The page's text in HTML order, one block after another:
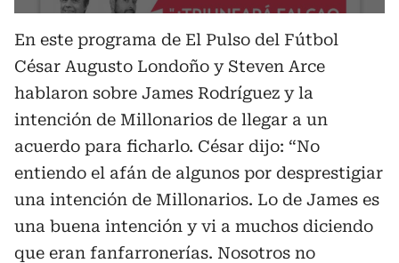
En este programa de El Pulso del Fútbol
César Augusto Londoño y Steven Arce
hablaron sobre James Rodríguez y la
intención de Millonarios de llegar a un
acuerdo para ficharlo. César dijo: “No
entiendo el afán de algunos por desprestigiar
una intención de Millonarios. Lo de James es
una buena intención y vi a muchos diciendo
que eran fanfarronerías. Nosotros no